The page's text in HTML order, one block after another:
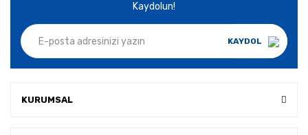
Kaydolun!
KAYDOL
KURUMSAL